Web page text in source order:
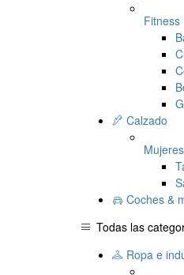
Fitness
Calzado
Mujeres
Coches &
Todas las
Ropa e